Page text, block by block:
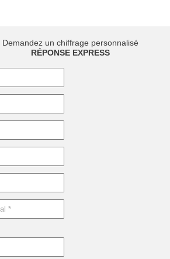
comme
adaptés pour maximiser la visibilité de votre
varient selon la quantité : comptez 4 jours
est possible sur demande pour raccourcir les
maintenant pour un devis rapide et
:
Demandez un chiffrage personnalisé
RÉPONSE EXPRESS